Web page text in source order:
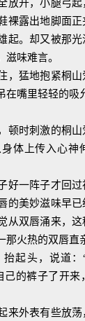
开，小腿弓起
裸露出地脚面正
起。却又被那
味难言。
猛地抱紧桐山
嘴里轻轻的吸
时刺激的桐山
体上传入心神
一阵子才回过
的美妙滋味早
从双唇涌来，
火热的双唇直
起头，说道：
己的裤子了开来
外表有些放荡